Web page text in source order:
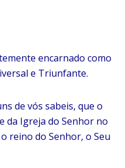
encarnado como
e Triunfante.
de vós sabeis, que o
da Igreja do Senhor no
reino do Senhor, o Seu